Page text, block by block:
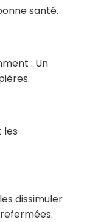
santé.
: Un
les
dissimuler